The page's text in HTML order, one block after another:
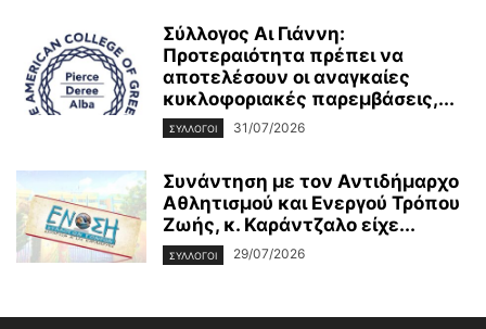
Σύλλογος Αι Γιάννη:
Προτεραιότητα πρέπει να
αποτελέσουν οι αναγκαίες
κυκλοφοριακές παρεμβάσεις,...
ΣΥΛΛΟΓΟΙ 31/07/2026
Συνάντηση με τον Αντιδήμαρχο
Αθλητισμού και Ενεργού Τρόπου
Ζωής, κ. Καράντζαλο είχε...
ΣΥΛΛΟΓΟΙ 29/07/2026